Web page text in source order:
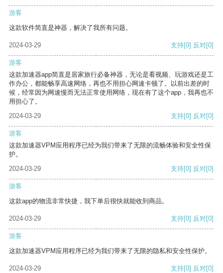
游客
这款软件简直是神器，解决了我所有问题。
2024-03-29 支持[0] 反对[0]
游客
这款加速器app简直是居家旅行必备神器，无论是看视频、玩游戏还是工
作办公，都能畅享高速网络，再也不用担心网速卡顿了。以前出差的时
候，经常因为网速慢而无法正常使用网络，现在有了这个app，我再也不
用担心了。
2024-03-29
支持[0] 反对[0]
游客
这款加速器VPM应用程序已经为我们带来了无限的流畅体验和安全性保
护。
2024-03-29
支持[0] 反对[0]
游客
这款app的物流非常快捷，我下单后很快就能收到商品。
2024-03-29 支持[0] 反对[0]
游客
这款加速器VPM应用程序已经为我们带来了无限的隐私和安全性保护。
2024-03-29 支持[0] 反对[0]